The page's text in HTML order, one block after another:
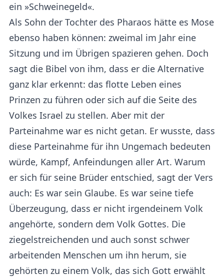
ein »Schweinegeld«.
Als Sohn der Tochter des Pharaos hätte es Mose
ebenso haben können: zweimal im Jahr eine
Sitzung und im Übrigen spazieren gehen. Doch
sagt die Bibel von ihm, dass er die Alternative
ganz klar erkennt: das flotte Leben eines
Prinzen zu führen oder sich auf die Seite des
Volkes Israel zu stellen. Aber mit der
Parteinahme war es nicht getan. Er wusste, dass
diese Parteinahme für ihn Ungemach bedeuten
würde, Kampf, Anfeindungen aller Art. Warum
er sich für seine Brüder entschied, sagt der Vers
auch: Es war sein Glaube. Es war seine tiefe
Überzeugung, dass er nicht irgendeinem Volk
angehörte, sondern dem Volk Gottes. Die
ziegelstreichenden und auch sonst schwer
arbeitenden Menschen um ihn herum, sie
gehörten zu einem Volk, das sich Gott erwählt